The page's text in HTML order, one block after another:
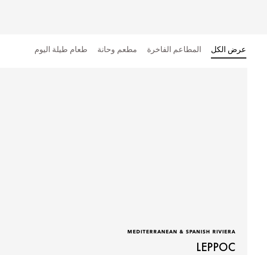
عرض الكل المطاعم الفاخرة مطعم وحانة طعام طيلة اليوم
MEDITERRANEAN & SPANISH RIVIERA
LEPPOC